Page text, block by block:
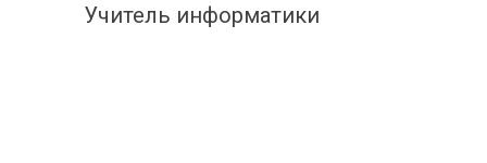
Учитель информатики